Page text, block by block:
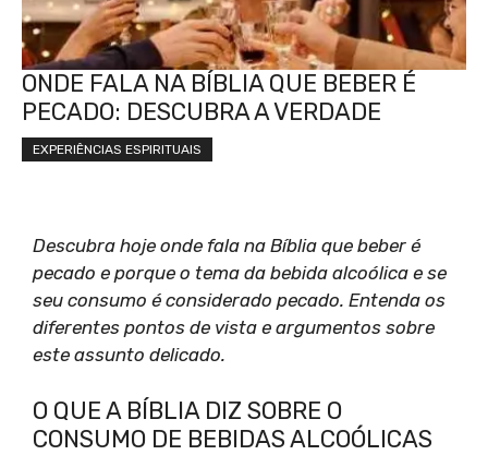
ONDE FALA NA BÍBLIA QUE BEBER É
PECADO: DESCUBRA A VERDADE
EXPERIÊNCIAS ESPIRITUAIS
Descubra hoje onde fala na Bíblia que beber é
pecado e porque o tema da bebida alcoólica e se
seu consumo é considerado pecado. Entenda os
diferentes pontos de vista e argumentos sobre
este assunto delicado.
O QUE A BÍBLIA DIZ SOBRE O
CONSUMO DE BEBIDAS ALCOÓLICAS